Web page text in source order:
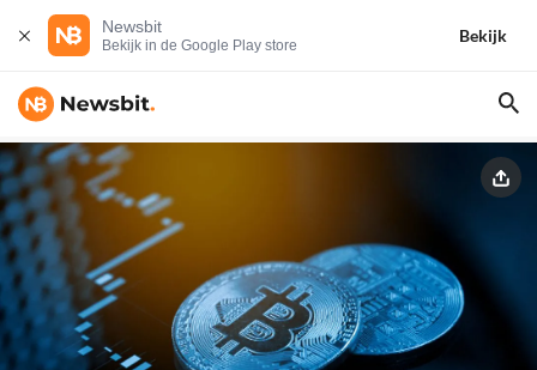
Newsbit
Bekijk in de Google Play store
Bekijk